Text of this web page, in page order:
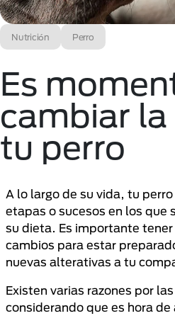
Nutrición Perro
Es
cambiar
tu perro
A lo largo de su vida, tu
etapas o sucesos en los que
su dieta. Es importante
cambios para estar
nuevas alterativas a tu
Existen varias razones por
considerando que es hora